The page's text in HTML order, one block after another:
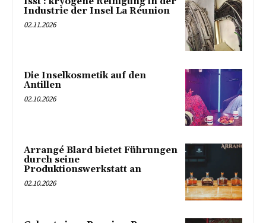
Industrie der Insel La Réunion
02.11.2026
Die Inselkosmetik auf den
Antillen
02.10.2026
Arrangé Blard bietet Führungen
durch seine
Produktionswerkstatt an
02.10.2026